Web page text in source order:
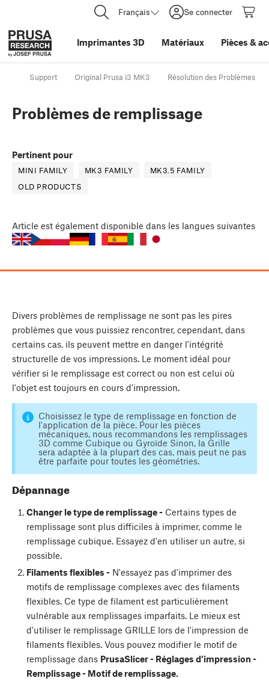
Français Se connecter
Imprimantes 3D Matériaux Pièces &
Support Original Prusa i3 MK3 Résolution des Problèmes
Problèmes de remplissage
Pertinent pour
MINI FAMILY MK3 FAMILY
MK3.5 FAMILY
OLD PRODUCTS
Article est également disponible dans les langues suivantes
Divers problèmes de remplissage ne sont pas les pires
problèmes que vous puissiez rencontrer, cependant, dans
certains cas, ils peuvent mettre en danger l'intégrité
structurelle de vos impressions. Le moment idéal pour
vérifier si le remplissage est correct ou non est celui où
l'objet est toujours en cours d'impression.
Choisissez le type de remplissage en fonction de
l'application de la pièce. Pour les pièces
mécaniques, nous recommandons les remplissages
3D comme Cubique ou Gyroïde Sinon, la Grille
sera adaptée à la plupart des cas, mais peut ne pas
être parfaite pour toutes les géométries.
Dépannage
Changer le type de remplissage -Certains types de
remplissage sont plus difficiles à imprimer, comme le
remplissage cubique. Essayez d'en utiliser un autre, si
possible.
Filaments flexibles -N'essayez pas d'imprimer des
motifs de remplissage complexes avec des filaments
flexibles. Ce type de filament est particulièrement
vulnérable aux remplissages imparfaits. Le mieux est
d'utiliser le remplissage GRILLE lors de l'impression de
filaments flexibles. Vous pouvez modifier le motif de
remplissage dans PrusaSlicer - Réglages d'impression -
Remplissage - Motif de remplissage.